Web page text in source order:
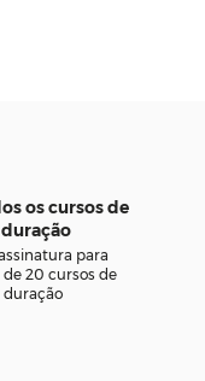
os cursos de
para
20 cursos de